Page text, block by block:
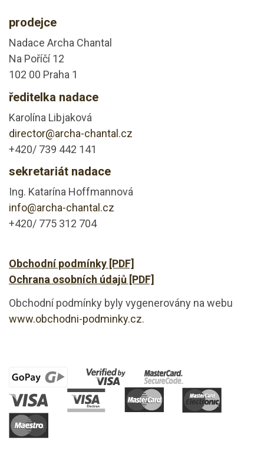
prodejce
Nadace Archa Chantal
Na Poříčí 12
102 00 Praha 1
ředitelka nadace
Karolína Libjaková
director@archa-chantal.cz
+420/ 739 442 141
sekretariát nadace
Ing. Katarína Hoffmannová
info@archa-chantal.cz
+420/ 775 312 704
Obchodní podmínky [PDF]
Ochrana osobních údajů [PDF]
Obchodní podmínky byly vygenerovány na webu
www.obchodni-podminky.cz.